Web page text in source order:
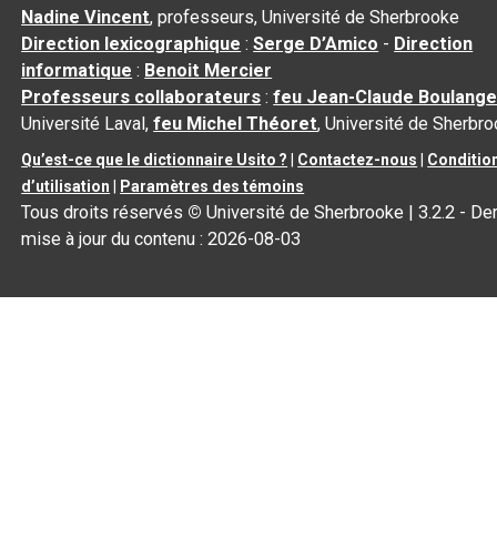
Nadine Vincent, professeurs, Université de Sherbrooke
Direction lexicographique :Serge D’Amico - Direction
informatique : Benoit Mercier
Professeurs collaborateurs :feu Jean-Claude
Université Laval,feu Michel Théoret, Université de
Qu’est-ce que le dictionnaire Usito ? Contactez-nous
d’utilisation
Paramètres des témoins
Tous droits réservés © Université de Sherbrooke |3.2.2 -
mise à jour du contenu :2026-08-03